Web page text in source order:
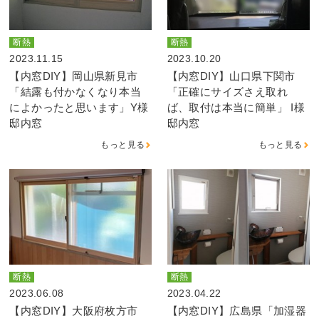
断熱
2023.11.15
【内窓DIY】岡山県新見市
「結露も付かなくなり本当
によかったと思います」Y様
邸内窓
もっと見る
断熱
2023.10.20
【内窓DIY】山口県下関市
「正確にサイズさえ取れ
ば、取付は本当に簡単」 I様
邸内窓
もっと見る
断熱
2023.06.08
【内窓DIY】大阪府枚方市
断熱
2023.04.22
【内窓DIY】広島県「加湿器